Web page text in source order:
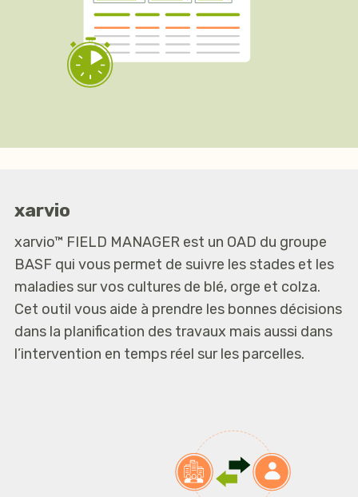
xarvio
xarvio™ FIELD MANAGER est un OAD du groupe
BASF qui vous permet de suivre les stades et les
maladies sur vos cultures de blé, orge et colza.
Cet outil vous aide à prendre les bonnes décisions
dans la planification des travaux mais aussi dans
l’intervention en temps réel sur les parcelles.